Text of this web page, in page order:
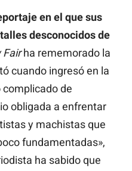
en el que sus
desconocidos de
Fairha rememorado la
cuando ingresó en la
de
obligada a enfrentar
y machistas que
fundamentadas»,
ha sabido que